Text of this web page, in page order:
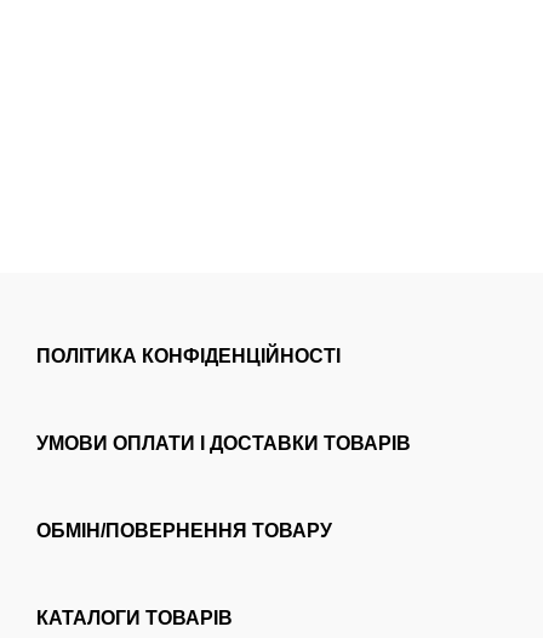
ПОЛІТИКА КОНФІДЕНЦІЙНОСТІ
УМОВИ ОПЛАТИ І ДОСТАВКИ ТОВАРІВ
ОБМІН/ПОВЕРНЕННЯ ТОВАРУ
КАТАЛОГИ ТОВАРІВ